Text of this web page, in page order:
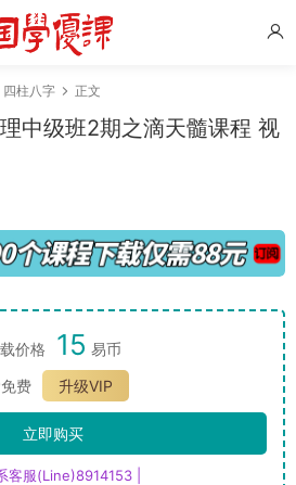
四柱八字 正文
中级班2期之滴天髓课程 视
价格 15 易币
费
升级VIP
立即购买
客服(Line)8914153 |